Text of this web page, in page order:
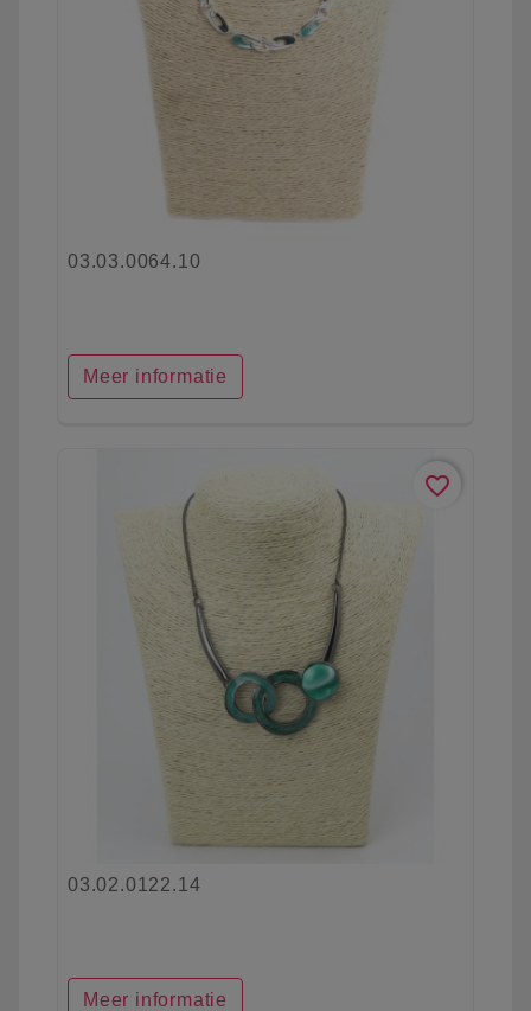
03.03.0064.10
Meer informatie
favorite_border
03.02.0122.14
Meer informatie